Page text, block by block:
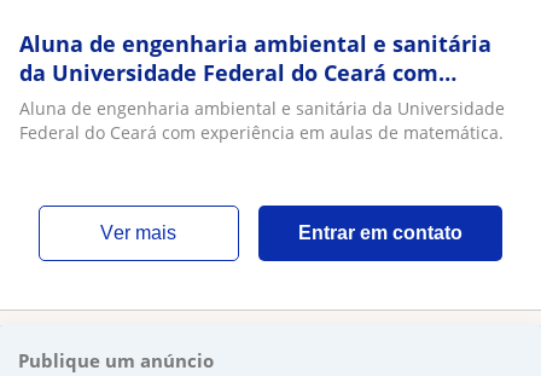
Aluna de engenharia ambiental e sanitária
da Universidade Federal do Ceará com
experiência em aulas de matemática
Aluna de engenharia ambiental e sanitária da Universidade
Federal do Ceará com experiência em aulas de matemática.
ver mais Entrar em contato
Publique um anúncio